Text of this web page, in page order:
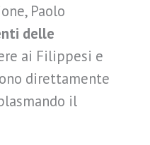
Paolo
delle
ai Filippesi e
direttamente
il